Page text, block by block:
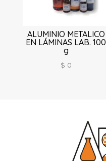
ALUMINIO METALICO
EN LÁMINAS LAB. 100
g
$ 0